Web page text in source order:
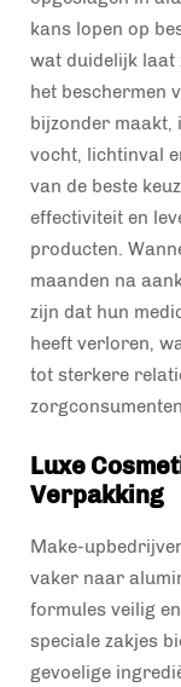
kans lopen op
wat duidelijk laat
het beschermen
bijzonder maakt,
vocht, lichtinval
van de beste
effectiviteit en
producten.
maanden na
zijn dat hun
heeft verloren,
tot sterkere
Luxe
Verpakking
Make-
vaker naar
formules veilig
speciale zakjes
gevoelige